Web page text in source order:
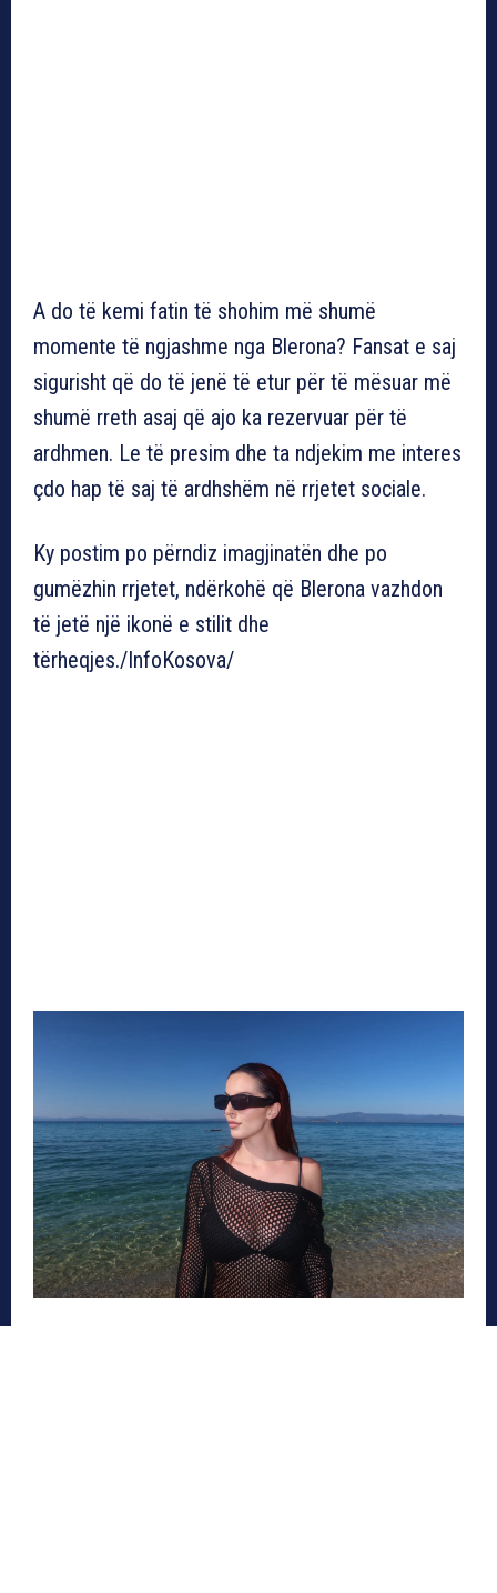
A do të kemi fatin të shohim më shumë
momente të ngjashme nga Blerona? Fansat e saj
sigurisht që do të jenë të etur për të mësuar më
shumë rreth asaj që ajo ka rezervuar për të
ardhmen. Le të presim dhe ta ndjekim me interes
çdo hap të saj të ardhshëm në rrjetet sociale.
Ky postim po përndiz imagjinatën dhe po
gumëzhin rrjetet, ndërkohë që Blerona vazhdon
të jetë një ikonë e stilit dhe
tërheqjes./InfoKosova/